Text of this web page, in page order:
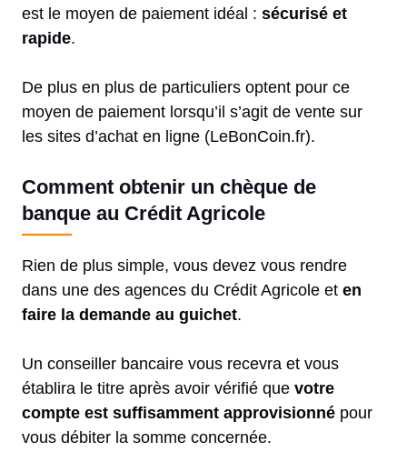
est le moyen de paiement idéal : sécurisé et
rapide.
De plus en plus de particuliers optent pour ce
moyen de paiement lorsqu’il s’agit de vente sur
les sites d’achat en ligne (LeBonCoin.fr).
Comment obtenir un chèque de
banque au Crédit Agricole
Rien de plus simple, vous devez vous rendre
dans une des agences du Crédit Agricole et en
faire la demande au guichet.
Un conseiller bancaire vous recevra et vous
établira le titre après avoir vérifié que votre
compte est suffisamment approvisionné pour
vous débiter la somme concernée.